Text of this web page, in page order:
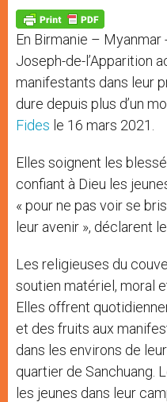
p
p
g
e
r
o
k
En Birmanie –
Joseph-de-l’Apparition
manifestants dans leur
dure depuis plus d’un
Fides le 16 mars 2021.
Elles soignent les
confiant à Dieu les
« pour ne pas voir se
leur avenir », déclarent
Les religieuses du
soutien matériel, moral
Elles offrent
et des fruits aux
dans les environs de
quartier de Sanchuang.
les jeunes dans leur